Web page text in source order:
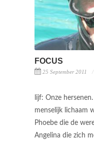
FOCUS
25 September 2011
lijf: Onze
menselijk lichaam
Phoebe die de
Angelina die zich